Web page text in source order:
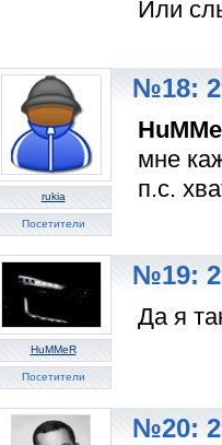
Или
rukia
Посетители
№18:
мне
п.с.
HuMMeR
Посетители
№19:
Да я
№20: